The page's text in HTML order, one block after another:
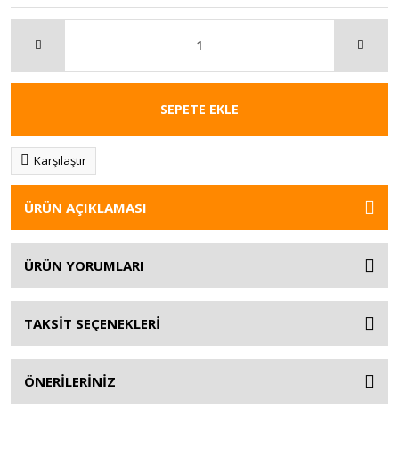
SEPETE EKLE
Karşılaştır
ÜRÜN AÇIKLAMASI
ÜRÜN YORUMLARI
TAKSİT SEÇENEKLERİ
ÖNERİLERİNİZ